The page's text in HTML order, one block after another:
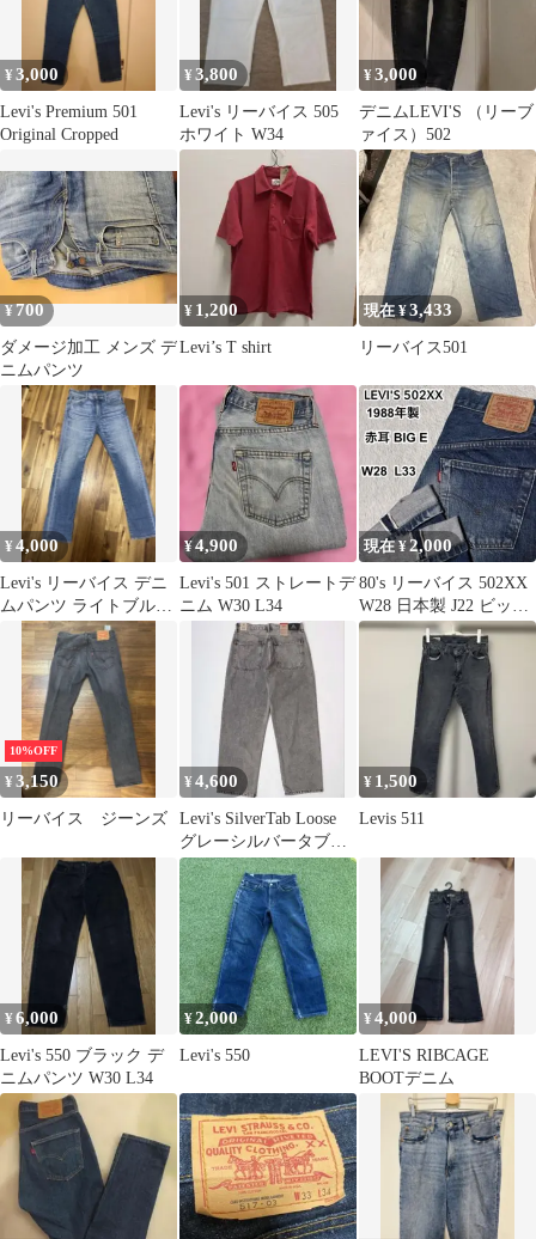
¥3,000
Levi's Premium 501
Original Cropped
¥3,800
Levi's リーバイス 505
ホワイト W34
¥3,000
デニムLEVI'S （リーブ
ァイス）502
¥700
ダメージ加工 メンズ デ
ニムパンツ
¥ 1,200
Levi’s T shirt
現在 ¥3,433
リーバイス501
¥4,000
Levi's リーバイス デニ
ムパンツ ライトブルー
513 w28L32
¥4,900
Levi's 501 ストレートデ
ニム W30 L34
現在 ¥2,000
80's リーバイス 502XX
W28 日本製 J22 ビッグ
E 赤耳 復刻
10%OFF
¥3,150
リーバイス ジーンズ
¥4,600
Levi's SilverTab Loose
グレーシルバータブ
34inch
¥ 1,500
Levis 511
¥6,000
Levi's 550 ブラック デ
ニムパンツ W30 L34
¥2,000
Levi's 550
¥4,000
LEVI'S RIBCAGE
BOOTデニム